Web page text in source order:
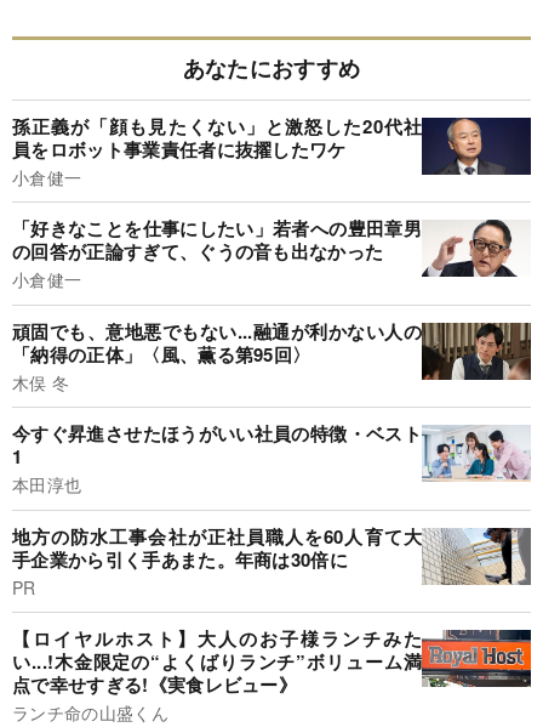
あなたにおすすめ
孫正義が「顔も見たくない」と激怒した20代社
員をロボット事業責任者に抜擢したワケ
小倉健一
「好きなことを仕事にしたい」若者への豊田章男
の回答が正論すぎて、ぐうの音も出なかった
小倉健一
頑固でも、意地悪でもない...融通が利かない人の
「納得の正体」〈風、薫る第95回〉
木俣 冬
今すぐ昇進させたほうがいい社員の特徴・ベスト
1
本田淳也
地方の防水工事会社が正社員職人を60人育て大
手企業から引く手あまた。年商は30倍に
PR
【ロイヤルホスト】大人のお子様ランチみた
い...!木金限定の“よくばりランチ”ボリューム満
点で幸せすぎる!《実食レビュー》
ランチ命の山盛くん